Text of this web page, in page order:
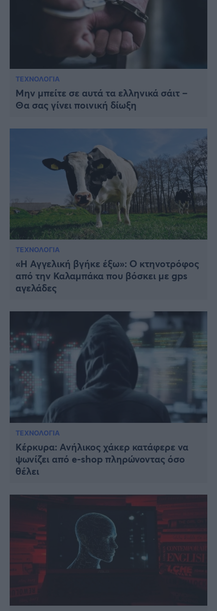
ΤΕΧΝΟΛΟΓΙΑ
Μην μπείτε σε αυτά τα ελληνικά σάιτ –
Θα σας γίνει ποινική δίωξη
ΤΕΧΝΟΛΟΓΙΑ
«Η Αγγελική βγήκε έξω»: Ο κτηνοτρόφος
από την Καλαμπάκα που βόσκει με gps
αγελάδες
ΤΕΧΝΟΛΟΓΙΑ
Κέρκυρα: Ανήλικος χάκερ κατάφερε να
ψωνίζει από e-shop πληρώνοντας όσο
θέλει